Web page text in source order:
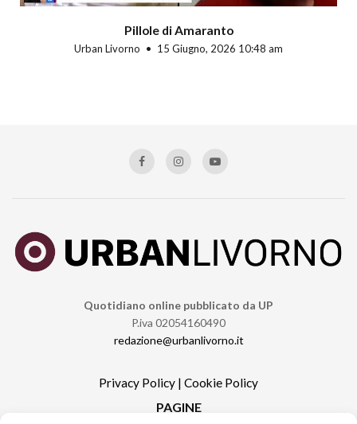
Pillole di Amaranto
Urban Livorno 15 Giugno, 2026 10:48 am
Quotidiano online pubblicato da UP
P.iva 02054160490
redazione@urbanlivorno.it
Privacy Policy | Cookie Policy
PAGINE